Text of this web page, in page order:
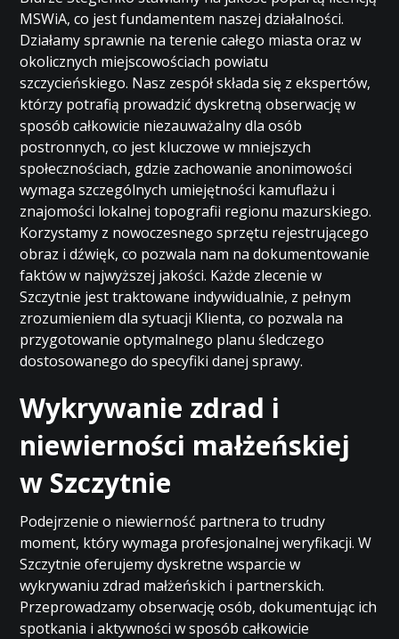
MSWiA, co jest fundamentem naszej działalności.
Działamy sprawnie na terenie całego miasta oraz w
okolicznych miejscowościach powiatu
szczycieńskiego. Nasz zespół składa się z ekspertów,
którzy potrafią prowadzić dyskretną obserwację w
sposób całkowicie niezauważalny dla osób
postronnych, co jest kluczowe w mniejszych
społecznościach, gdzie zachowanie anonimowości
wymaga szczególnych umiejętności kamuflażu i
znajomości lokalnej topografii regionu mazurskiego.
Korzystamy z nowoczesnego sprzętu rejestrującego
obraz i dźwięk, co pozwala nam na dokumentowanie
faktów w najwyższej jakości. Każde zlecenie w
Szczytnie jest traktowane indywidualnie, z pełnym
zrozumieniem dla sytuacji Klienta, co pozwala na
przygotowanie optymalnego planu śledczego
dostosowanego do specyfiki danej sprawy.
Wykrywanie zdrad i
niewierności małżeńskiej
w Szczytnie
Podejrzenie o niewierność partnera to trudny
moment, który wymaga profesjonalnej weryfikacji. W
Szczytnie oferujemy dyskretne wsparcie w
wykrywaniu zdrad małżeńskich i partnerskich.
Przeprowadzamy obserwację osób, dokumentując ich
spotkania i aktywności w sposób całkowicie